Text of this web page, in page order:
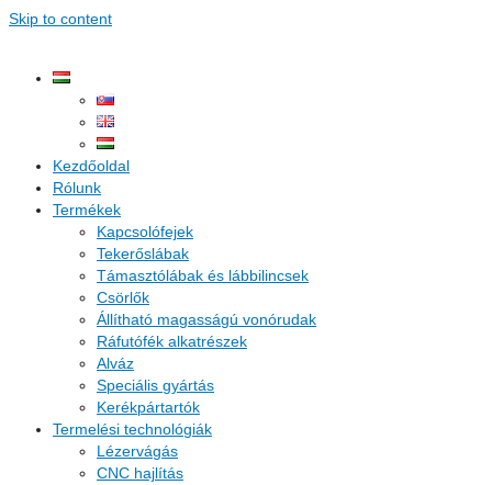
Skip to content
Kezdőoldal
Rólunk
Termékek
Kapcsolófejek
Tekerőslábak
Támasztólábak és lábbilincsek
Csörlők
Állítható magasságú vonórudak
Ráfutófék alkatrészek
Alváz
Speciális gyártás
Kerékpártartók
Termelési technológiák
Lézervágás
CNC hajlítás